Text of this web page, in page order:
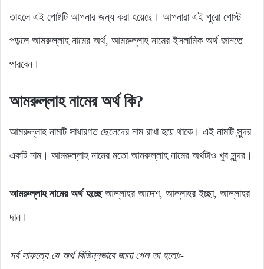
তাহলে এই পোষ্টটি আপনার জন্য করা হয়েছে। আপনারা এই পুরো পোস্ট
পড়লে আমরুল্লাহ নামের অর্থ, আমরুল্লাহ নামের ইসলামিক অর্থ জানতে
পারবেন।
আমরুল্লাহ নামের অর্থ কি?
আমরুল্লাহ নামটি সাধারণত ছেলেদের নাম রাখা হয়ে থাকে। এই নামটি সুন্দর
একটি নাম। আমরুল্লাহ নামের মতো আমরুল্লাহ নামের অর্থটাও খুব সুন্দর।
আমরুল্লাহ নামের অর্থ হচ্ছেআল্লাহর আদেশ, আল্লাহর ইচ্ছা, আল্লাহর
দান।
সর্ব সাফল্যে যে অর্থ বিভিন্নভাবে জানা গেল তা হলোঃ-